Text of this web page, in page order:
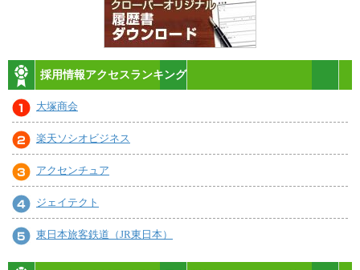
採用情報アクセスランキング
大塚商会
楽天ソシオビジネス
アクセンチュア
ジェイテクト
東日本旅客鉄道（JR東日本）